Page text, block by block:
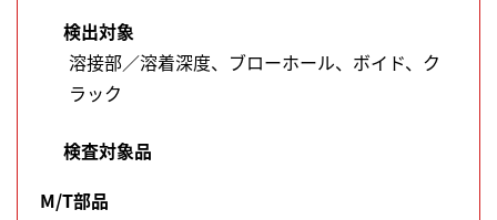
検出対象
溶接部／溶着深度、ブローホール、ボイド、ク
ラック
検査対象品
M/T部品